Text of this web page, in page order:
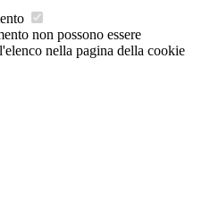
non possono essere
nella pagina della cookie